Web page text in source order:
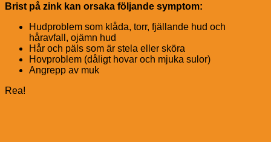
Brist på zink kan orsaka följande symptom:
Hudproblem som klåda, torr, fjällande hud och
håravfall, ojämn hud
Hår och päls som är stela eller sköra
Hovproblem (dåligt hovar och mjuka sulor)
Angrepp av muk
Rea!